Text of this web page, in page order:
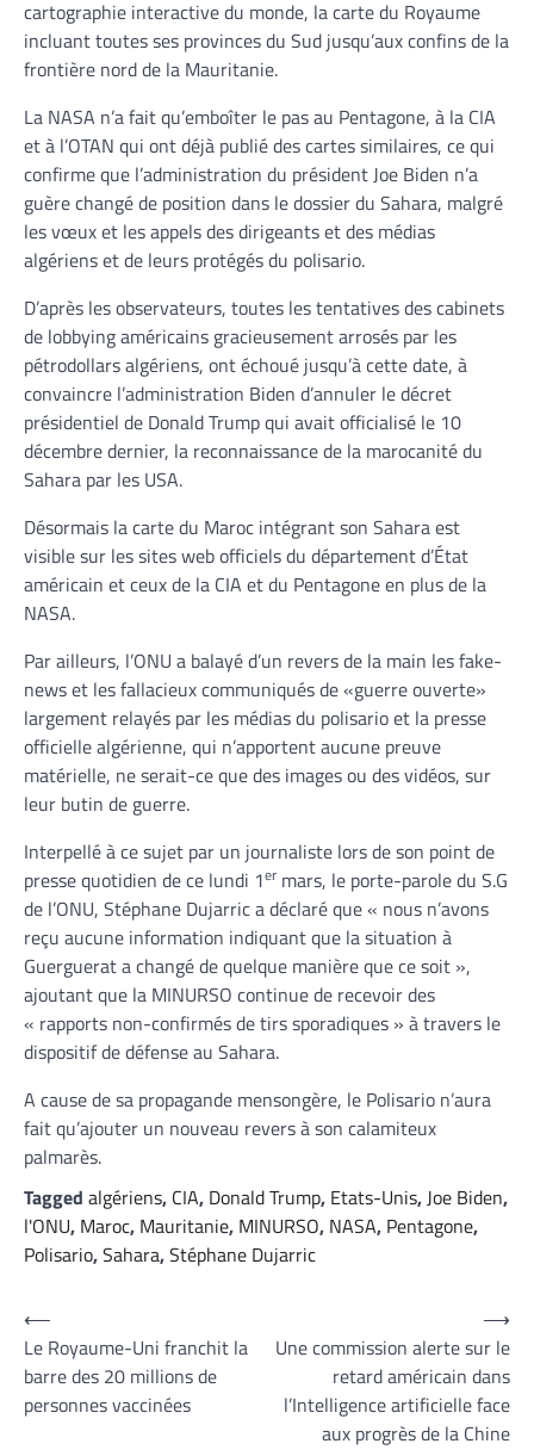
cartographie interactive du monde, la carte du Royaume
incluant toutes ses provinces du Sud jusqu’aux confins de la
frontière nord de la Mauritanie.
La NASA n’a fait qu’emboîter le pas au Pentagone, à la CIA
et à l’OTAN qui ont déjà publié des cartes similaires, ce qui
confirme que l’administration du président Joe Biden n’a
guère changé de position dans le dossier du Sahara, malgré
les vœux et les appels des dirigeants et des médias
algériens et de leurs protégés du polisario.
D’après les observateurs, toutes les tentatives des cabinets
de lobbying américains gracieusement arrosés par les
pétrodollars algériens, ont échoué jusqu’à cette date, à
convaincre l’administration Biden d’annuler le décret
présidentiel de Donald Trump qui avait officialisé le 10
décembre dernier, la reconnaissance de la marocanité du
Sahara par les USA.
Désormais la carte du Maroc intégrant son Sahara est
visible sur les sites web officiels du département d’État
américain et ceux de la CIA et du Pentagone en plus de la
NASA.
Par ailleurs, l’ONU a balayé d’un revers de la main les fake-
news et les fallacieux communiqués de «guerre ouverte»
largement relayés par les médias du polisario et la presse
officielle algérienne, qui n’apportent aucune preuve
matérielle, ne serait-ce que des images ou des vidéos, sur
leur butin de guerre.
Interpellé à ce sujet par un journaliste lors de son point de
presse quotidien de ce lundi 1er mars, le porte-parole du S.G
de l’ONU, Stéphane Dujarric a déclaré que « nous n’avons
reçu aucune information indiquant que la situation à
Guerguerat a changé de quelque manière que ce soit »,
ajoutant que la MINURSO continue de recevoir des
« rapports non-confirmés de tirs sporadiques » à travers le
dispositif de défense au Sahara.
A cause de sa propagande mensongère, le Polisario n’aura
fait qu’ajouter un nouveau revers à son calamiteux
palmarès.
Tagged algériens, CIA, Donald Trump, Etats-Unis,Joe Biden,
l'ONU, Maroc, Mauritanie, MINURSO, NASA, Pentagone,
Polisario,Sahara,Stéphane Dujarric
Navigation
de
l’article
⟵
Le Royaume-Uni franchit la
barre des 20 millions de
personnes vaccinées
Une commission alerte sur le
retard américain dans
l’Intelligence artificielle face
aux progrès de la Chine
⟶